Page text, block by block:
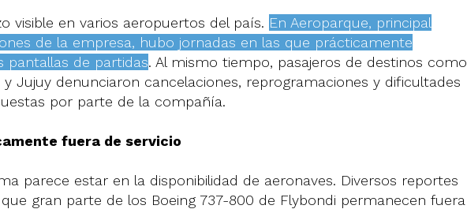
visible en varios aeropuertos del país. En Aeroparque, principal
de la empresa, hubo jornadas en las que prácticamente
pantallas de partidas. Al mismo tiempo, pasajeros de destinos como
y Jujuy denunciaron cancelaciones, reprogramaciones y dificultades
por parte de la compañía.
fuera de servicio
parece estar en la disponibilidad de aeronaves. Diversos reportes
gran parte de los Boeing 737-800 de Flybondi permanecen fuera